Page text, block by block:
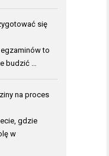
się
to
budzić …
na proces
gdzie
w